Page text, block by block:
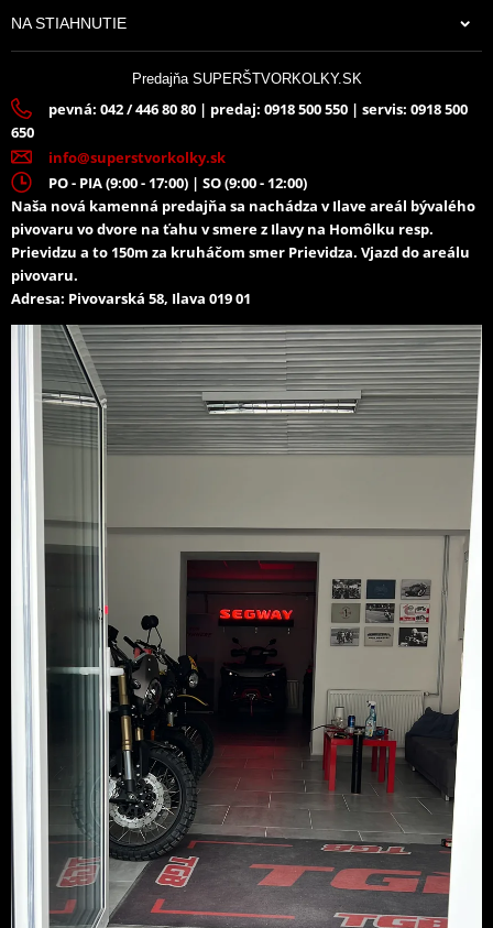
NA STIAHNUTIE
Predajňa SUPERŠTVORKOLKY.SK
pevná: 042 / 446 80 80 | predaj: 0918 500 550 | servis: 0918 500
650
info@superstvorkolky.sk
PO - PIA (9:00 - 17:00) | SO (9:00 - 12:00)
Naša nová kamenná predajňa sa nachádza v Ilave areál bývalého
pivovaru vo dvore na ťahu v smere z Ilavy na Homôlku resp.
Prievidzu a to 150m za kruháčom smer Prievidza. Vjazd do areálu
pivovaru.
Adresa: Pivovarská 58, Ilava 019 01